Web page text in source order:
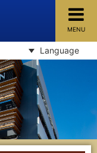
Language
MENU